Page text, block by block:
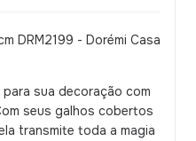
DRM2199 - Dorémi Casa
sua decoração com
seus galhos cobertos
transmite toda a magia